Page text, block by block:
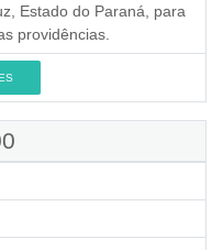
Estado do Paraná, para
providências.